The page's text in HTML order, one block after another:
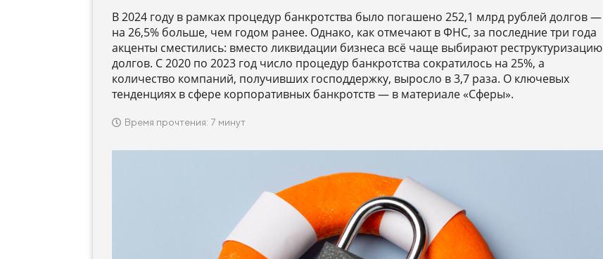
В 2024 году в рамках процедур банкротства было погашено 252,1 млрд рублей долгов —
на 26,5% больше, чем годом ранее. Однако, как отмечают в ФНС, за последние три года
акценты сместились: вместо ликвидации бизнеса всё чаще выбирают реструктуризацию
долгов. С 2020 по 2023 год число процедур банкротства сократилось на 25%, а
количество компаний, получивших господдержку, выросло в 3,7 раза. О ключевых
тенденциях в сфере корпоративных банкротств — в материале «Сферы».
Время прочтения: 7 минут